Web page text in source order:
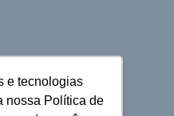
e tecnologias
nossa Política de